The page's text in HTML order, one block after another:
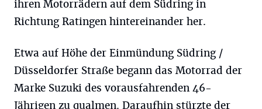
ihren Motorrädern auf dem Südring in
Richtung Ratingen hintereinander her.
Etwa auf Höhe der Einmündung Südring /
Düsseldorfer Straße begann das Motorrad der
Marke Suzuki des vorausfahrenden 46-
Jährigen zu qualmen. Daraufhin stürzte der